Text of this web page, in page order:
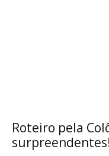
Roteiro pela